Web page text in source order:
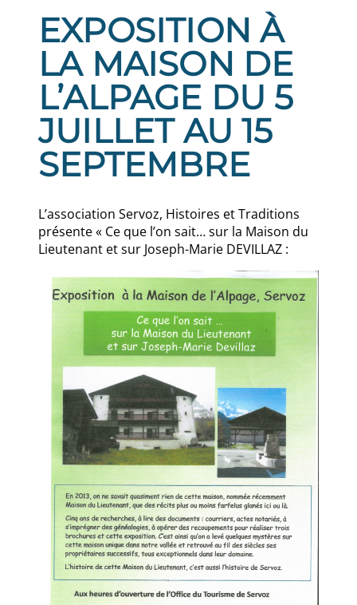
EXPOSITION À
LA MAISON DE
L’ALPAGE DU 5
JUILLET AU 15
SEPTEMBRE
L’association Servoz, Histoires et Traditions
présente « Ce que l’on sait… sur la Maison du
Lieutenant et sur Joseph-Marie DEVILLAZ :